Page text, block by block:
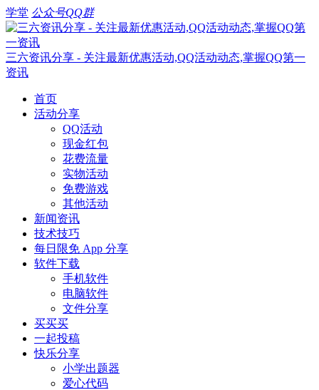
学堂 公众号QQ群
三六资讯分享 - 关注最新优惠活动,QQ活动动态,掌握QQ第一
资讯
首页
活动分享
QQ活动
现金红包
花费流量
实物活动
免费游戏
其他活动
新闻资讯
技术技巧
每日限免 App 分享
软件下载
手机软件
电脑软件
文件分享
买买买
一起投稿
快乐分享
小学出题器
爱心代码